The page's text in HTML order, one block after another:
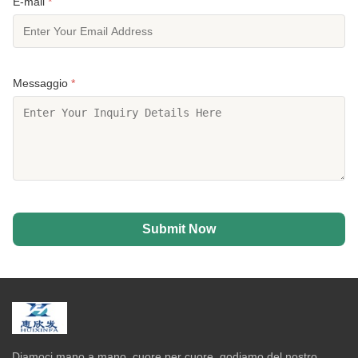
Messaggio *
Submit Now